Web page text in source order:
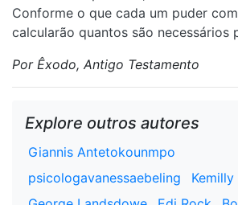
Conforme o que cada um puder
calcularão quantos são necessários
Por Êxodo, Antigo Testamento
Explore outros autores
Giannis Antetokounmpo
psicologavanessaebeling